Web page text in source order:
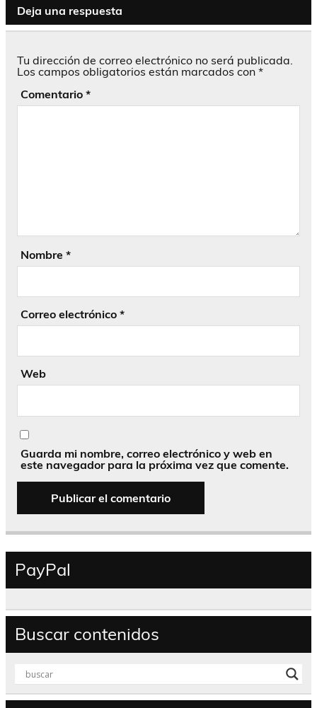
Deja una respuesta
Tu dirección de correo electrónico no será publicada.
Los campos obligatorios están marcados con *
Comentario *
Nombre *
Correo electrónico *
Web
Guarda mi nombre, correo electrónico y web en
este navegador para la próxima vez que comente.
PayPal
Buscar contenidos